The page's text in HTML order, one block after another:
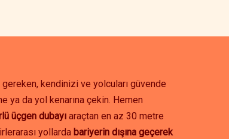
gereken, kendinizi ve yolcuları güvende
ya da yol kenarına çekin. Hemen
üçgen dubayı araçtan en az 30 metre
yollarda bariyerin dışına geçerek